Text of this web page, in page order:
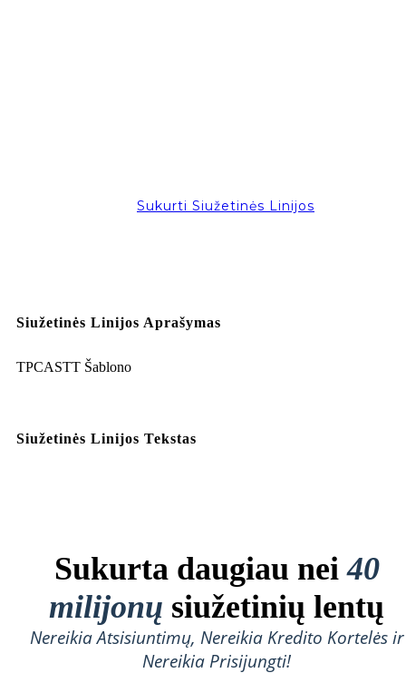
Sukurti Siužetinės Linijos
Siužetinės Linijos Aprašymas
TPCASTT Šablono
Siužetinės Linijos Tekstas
Sukurta daugiau nei40
milijonų siužetinių lentų
Nereikia Atsisiuntimų, Nereikia Kredito Kortelės ir
Nereikia Prisijungti!